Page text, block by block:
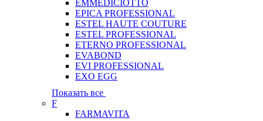
EMMEDICIOTTO
EPICA PROFESSIONAL
ESTEL HAUTE COUTURE
ESTEL PROFESSIONAL
ETERNO PROFESSIONAL
EVABOND
EVI PROFESSIONAL
EXO EGG
Показать все
F
FARMAVITA